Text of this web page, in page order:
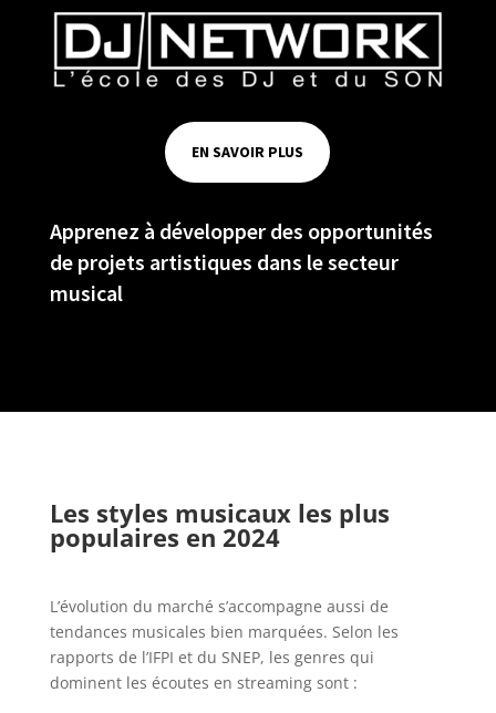
EN SAVOIR PLUS
Apprenez à développer des opportunités
de projets artistiques dans le secteur
musical
Les styles musicaux les plus
populaires en 2024
L’évolution du marché s’accompagne aussi de
tendances musicales bien marquées. Selon les
rapports de l’IFPI et du SNEP, les genres qui
dominent les écoutes en streaming sont :